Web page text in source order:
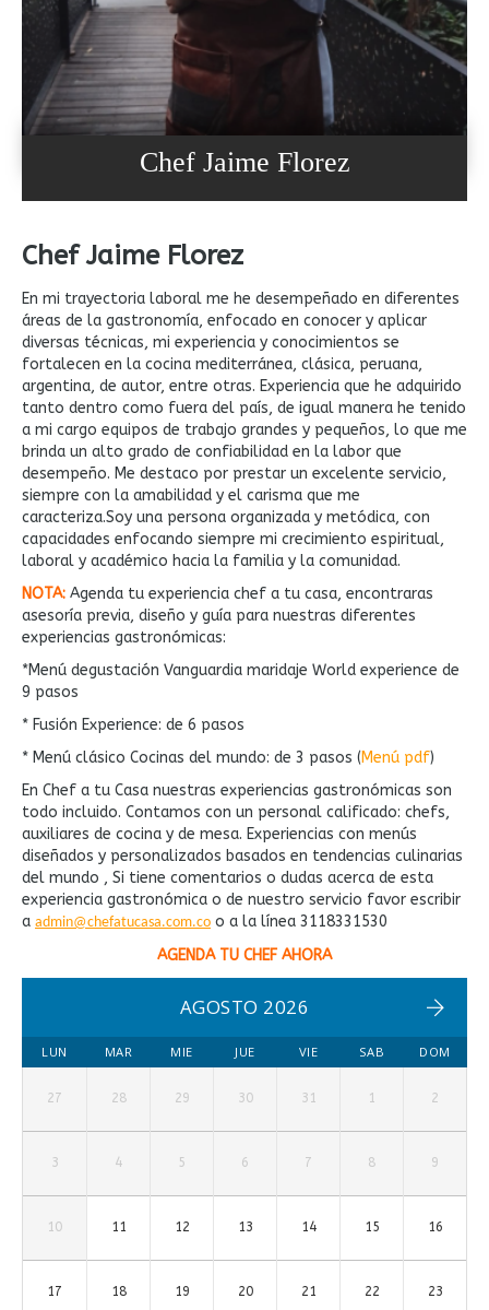
Chef Jaime Florez
Chef Jaime Florez
En mi trayectoria laboral me he desempeñado en diferentes
áreas de la gastronomía, enfocado en conocer y aplicar
diversas técnicas, mi experiencia y conocimientos se
fortalecen en la cocina mediterránea, clásica, peruana,
argentina, de autor, entre otras. Experiencia que he adquirido
tanto dentro como fuera del país, de igual manera he tenido
a mi cargo equipos de trabajo grandes y pequeños, lo que me
brinda un alto grado de confiabilidad en la labor que
desempeño. Me destaco por prestar un excelente servicio,
siempre con la amabilidad y el carisma que me
caracteriza.Soy una persona organizada y metódica, con
capacidades enfocando siempre mi crecimiento espiritual,
laboral y académico hacia la familia y la comunidad.
NOTA: Agenda tu experiencia chef a tu casa, encontraras
asesoría previa, diseño y guía para nuestras diferentes
experiencias gastronómicas:
*Menú degustación Vanguardia maridaje World experience de
9 pasos
* Fusión Experience: de 6 pasos
* Menú clásico Cocinas del mundo: de 3 pasos (Menú pdf)
En Chef a tu Casa nuestras experiencias gastronómicas son
todo incluido. Contamos con un personal calificado: chefs,
auxiliares de cocina y de mesa. Experiencias con menús
diseñados y personalizados basados en tendencias culinarias
del mundo , Si tiene comentarios o dudas acerca de esta
experiencia gastronómica o de nuestro servicio favor escribir
a admin@chefatucasa.com.co o a la línea 3118331530
AGENDA TU CHEF AHORA
AGOSTO 2026
LUN MAR MIE JUE VIE SAB DOM
27 28 29 30 31 1 2
3 4 5 6 7 8 9
10 11 12 13 14 15 16
17 18 19 20 21 22 23